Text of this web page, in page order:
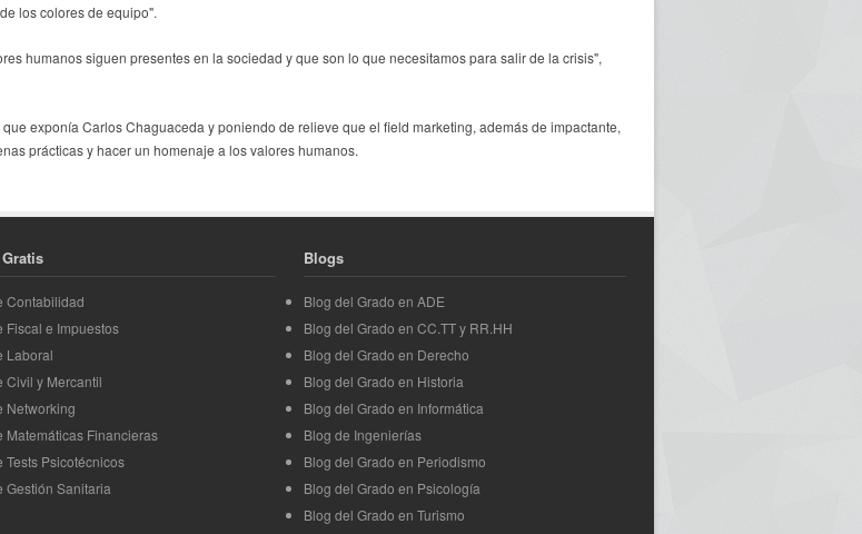
los colores de equipo".
humanos siguen presentes en la sociedad y que son lo que necesitamos para salir de la crisis",
exponía Carlos Chaguaceda y poniendo de relieve que el field marketing, además de impactante,
prácticas y hacer un homenaje a los valores humanos.
Contabilidad
Fiscal e Impuestos
Laboral
Civil y Mercantil
Networking
Matemáticas Financieras
Tests Psicotécnicos
Gestión Sanitaria
Blogs
Blog del Grado en ADE
Blog del Grado en CC.TT y RR.HH
Blog del Grado en Derecho
Blog del Grado en Historia
Blog del Grado en Informática
Blog de Ingenierías
Blog del Grado en Periodismo
Blog del Grado en Psicología
Blog del Grado en Turismo